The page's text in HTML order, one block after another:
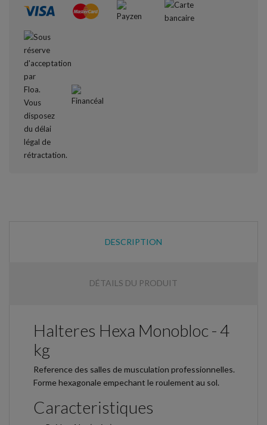
DESCRIPTION
DÉTAILS DU PRODUIT
Halteres Hexa Monobloc - 4
kg
Reference des salles de musculation professionnelles.
Forme hexagonale empechant le roulement au sol.
Caracteristiques